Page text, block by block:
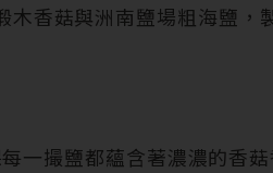
香菇與洲南鹽場粗海鹽，
一撮鹽都蘊含著濃濃的香